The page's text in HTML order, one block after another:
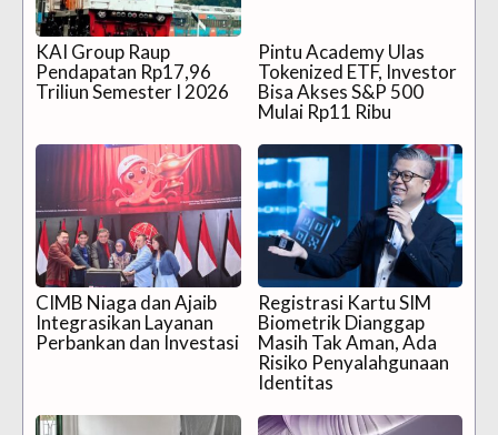
KAI Group Raup
Pendapatan Rp17,96
Triliun Semester I 2026
Pintu Academy Ulas
Tokenized ETF, Investor
Bisa Akses S&P 500
Mulai Rp11 Ribu
CIMB Niaga dan Ajaib
Integrasikan Layanan
Perbankan dan Investasi
Registrasi Kartu SIM
Biometrik Dianggap
Masih Tak Aman, Ada
Risiko Penyalahgunaan
Identitas